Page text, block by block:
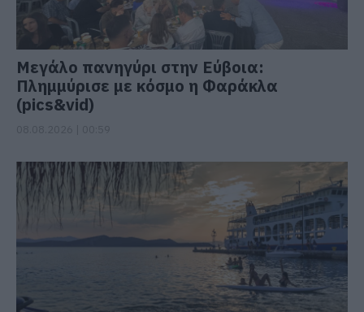
Μεγάλο πανηγύρι στην Εύβοια:
Πλημμύρισε με κόσμο η Φαράκλα
(pics&vid)